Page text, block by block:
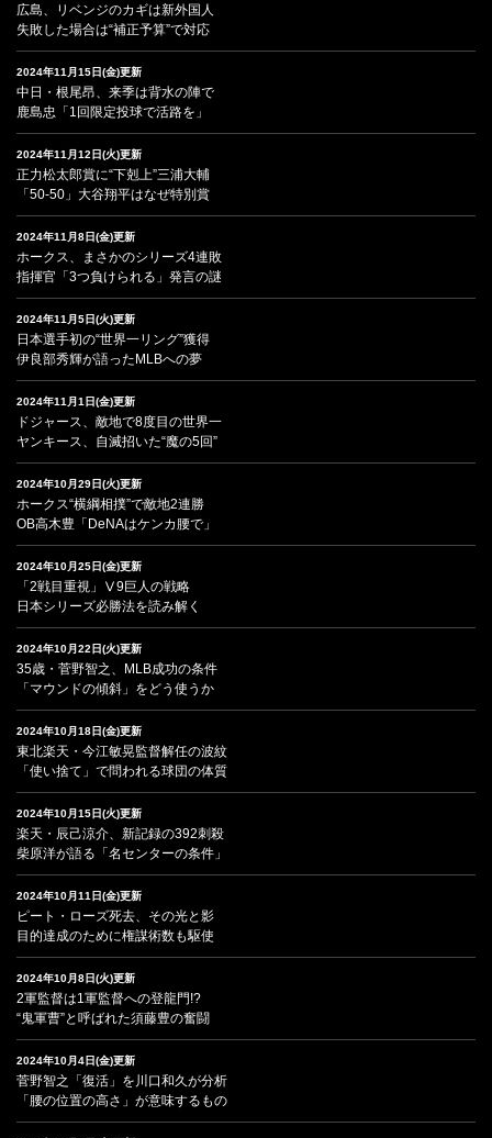
広島、リベンジのカギは新外国人
失敗した場合は“補正予算”で対応
2024年11月15日(金)更新
中日・根尾昂、来季は背水の陣で
鹿島忠「1回限定投球で活路を」
2024年11月12日(火)更新
正力松太郎賞に“下剋上”三浦大輔
「50-50」大谷翔平はなぜ特別賞
2024年11月8日(金)更新
ホークス、まさかのシリーズ4連敗
指揮官「3つ負けられる」発言の謎
2024年11月5日(火)更新
日本選手初の“世界一リング”獲得
伊良部秀輝が語ったMLBへの夢
2024年11月1日(金)更新
ドジャース、敵地で8度目の世界一
ヤンキース、自滅招いた“魔の5回”
2024年10月29日(火)更新
ホークス“横綱相撲”で敵地2連勝
OB高木豊「DeNAはケンカ腰で」
2024年10月25日(金)更新
「2戦目重視」Ⅴ9巨人の戦略
日本シリーズ必勝法を読み解く
2024年10月22日(火)更新
35歳・菅野智之、MLB成功の条件
「マウンドの傾斜」をどう使うか
2024年10月18日(金)更新
東北楽天・今江敏晃監督解任の波紋
「使い捨て」で問われる球団の体質
2024年10月15日(火)更新
楽天・辰己涼介、新記録の392刺殺
柴原洋が語る「名センターの条件」
2024年10月11日(金)更新
ピート・ローズ死去、その光と影
目的達成のために権謀術数も駆使
2024年10月8日(火)更新
2軍監督は1軍監督への登龍門!?
“鬼軍曹”と呼ばれた須藤豊の奮闘
2024年10月4日(金)更新
菅野智之「復活」を川口和久が分析
「腰の位置の高さ」が意味するもの